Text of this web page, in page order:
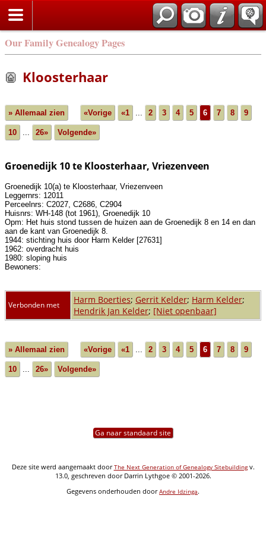
Our Family Genealogy Pages
Kloosterhaar
» Allemaal zien «Vorige «1 ... 2 3 4 5 6 7 8 9
10 ... 26» Volgende»
Groenedijk 10 te Kloosterhaar, Vriezenveen
Groenedijk 10(a) te Kloosterhaar, Vriezenveen
Leggernrs: 12011
Perceelnrs: C2027, C2686, C2904
Huisnrs: WH-148 (tot 1961), Groenedijk 10
Opm: Het huis stond tussen de huizen aan de Groenedijk 8 en 14 en dan
aan de kant van Groenedijk 8.
1944: stichting huis door Harm Kelder [27631]
1962: overdracht huis
1980: sloping huis
Bewoners:
Verbonden met Harm Boerties; Gerrit Kelder; Harm Kelder;
Hendrik Jan Kelder; [Niet openbaar]
» Allemaal zien «Vorige «1 ... 2 3 4 5 6 7 8 9
10 ... 26» Volgende»
Ga naar standaard site
Deze site werd aangemaakt doorThe Next Generation of Genealogy Sitebuildingv.
13.0, geschreven door Darrin Lythgoe © 2001-2026.
Gegevens onderhouden doorAndre Idzinga.